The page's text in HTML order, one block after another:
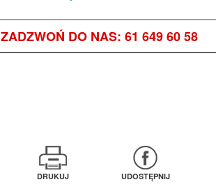
ZADZWOŃ DO NAS: 61 649 60 58
DRUKUJ UDOSTĘPNIJ